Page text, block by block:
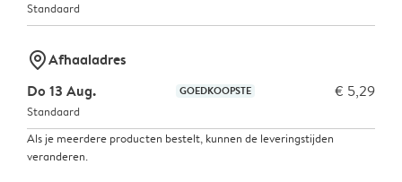
Standaard
marker-pinAfhaaladres
Do 13 Aug.
GOEDKOOPSTE € 5,29
Standaard
Als je meerdere producten bestelt, kunnen de leveringstijden
veranderen.